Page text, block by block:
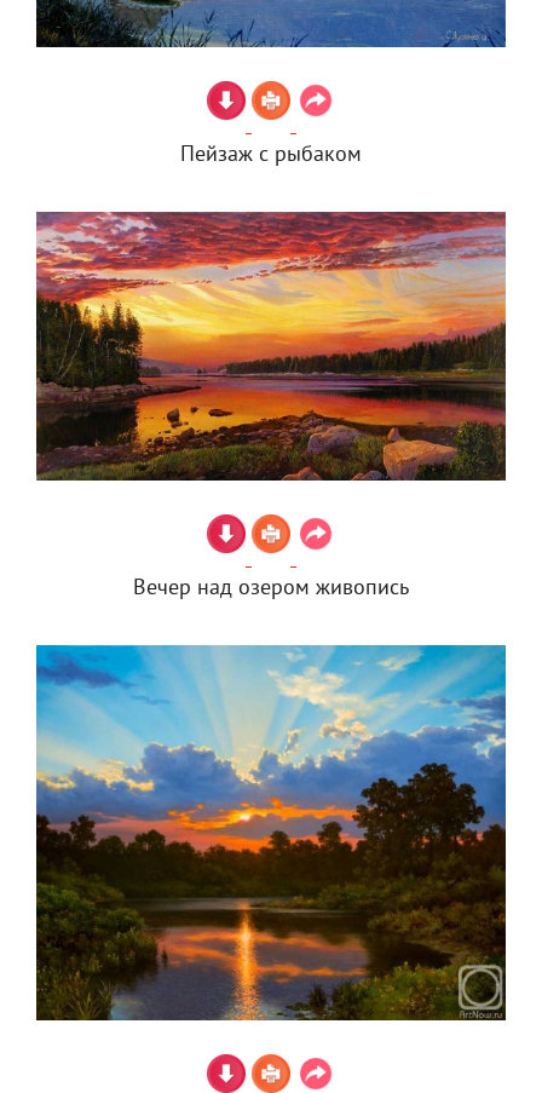
Пейзаж с рыбаком
Вечер над озером живопись